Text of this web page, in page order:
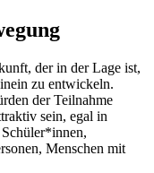
der in der Lage ist,
zu entwickeln.
der Teilnahme
sein, egal in
Menschen mit